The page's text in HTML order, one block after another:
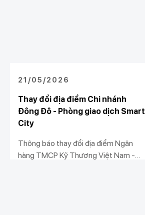
21/05/2026
Thay đổi địa điểm Chi nhánh
Đông Đô - Phòng giao dịch Smart
City
Thông báo thay đổi địa điểm Ngân
hàng TMCP Kỹ Thương Việt Nam -